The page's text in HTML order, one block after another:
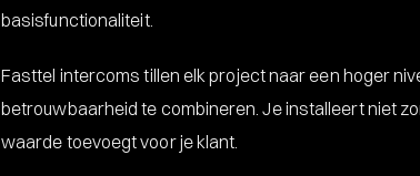
basisfunctionaliteit.
Fasttel intercoms tillen elk project naar een hoger
betrouwbaarheid te combineren. Je installeert niet
waarde toevoegt voor je klant.